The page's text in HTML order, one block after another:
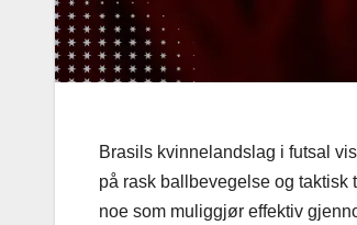
Brasils kvinnelandslag i futsal
på rask ballbevegelse og
noe som muliggjør effektiv